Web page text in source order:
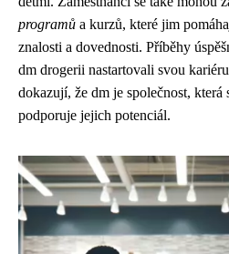
programů a kurzů, které jim
znalosti a dovednosti. Příběhy
dm drogerii nastartovali svou
dokazují, že dm je společnost,
podporuje jejich potenciál.